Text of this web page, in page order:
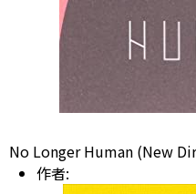
No Longer Human (New
作者: